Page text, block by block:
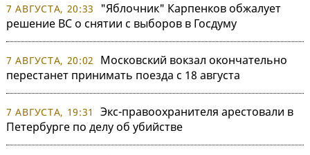
7 АВГУСТА, 20:33
"Яблочник" Карпенков обжалует
решение ВС о снятии с выборов в Госдуму
7 АВГУСТА, 20:02
Московский вокзал окончательно
перестанет принимать поезда с 18 августа
7 АВГУСТА, 19:31
Экс-правоохранителя арестовали в
Петербурге по делу об убийстве